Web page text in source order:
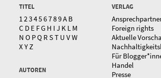
TITEL
123456789A B
C D E FG H I J K L M
N O PQ R ST U VW
XYZ
AUTOREN
VERLAG
Foreign rights
Aktuelle
Für
Handel
Presse